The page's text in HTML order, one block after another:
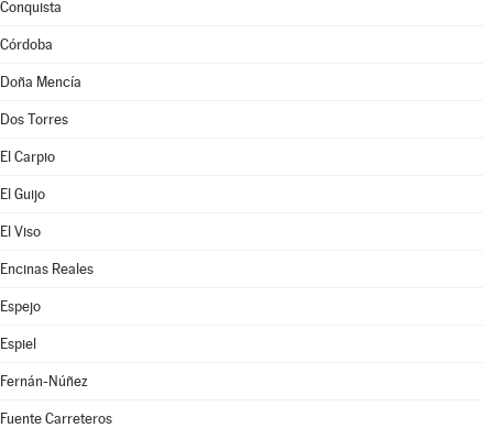
Conquista
Córdoba
Doña Mencía
Dos Torres
El Carpio
El Guijo
El Viso
Encinas Reales
Espejo
Espiel
Fernán-Núñez
Fuente Carreteros